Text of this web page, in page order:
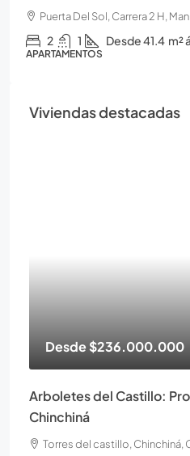
Puerta Del Sol, Carrera 2 H,
2 1 Desde 41.4 m²
APARTAMENTOS
Viviendas destacadas
Desde$236.000.000
Arboletes del Castillo:
Chinchiná
Torres del castillo, Chinchiná,